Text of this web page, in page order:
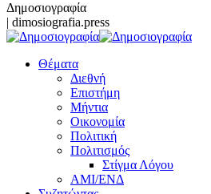
Δημοσιογραφία
| dimosiografia.press
Θέματα
Διεθνή
Επιστήμη
Μήντια
Οικονομία
Πολιτική
Πολιτισμός
Στίγμα Λόγου
AMI/ΕΝΔ